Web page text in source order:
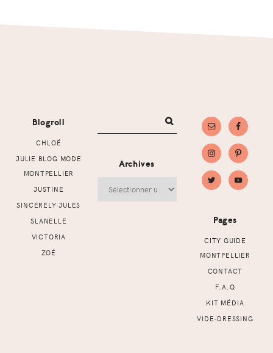
Blogroll
CHLOÉ
JULIE BLOG MODE
MONTPELLIER
JUSTINE
SINCERELY JULES
SLANELLE
VICTORIA
ZOÉ
Archives
Pages
CITY GUIDE
MONTPELLIER
CONTACT
F.A.Q
KIT MÉDIA
VIDE-DRESSING